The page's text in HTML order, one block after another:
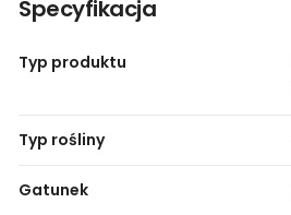
Specyfikacja
Typ produktu
Typ rośliny
Gatunek